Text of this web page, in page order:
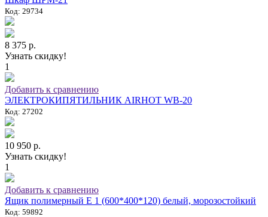
Код: 29734
8 375 р.
Узнать скидку!
1
Добавить к сравнению
ЭЛЕКТРОКИПЯТИЛЬНИК AIRHOT WB-20
Код: 27202
10 950 р.
Узнать скидку!
1
Добавить к сравнению
Ящик полимерный E 1 (600*400*120) белый, морозостойкий
Код: 59892